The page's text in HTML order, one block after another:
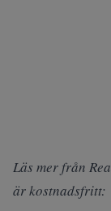
Läs mer från
är kostnadsfritt: